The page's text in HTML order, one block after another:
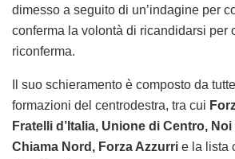
dimesso a seguito di un’indagine per
conferma la volontà di ricandidarsi per
riconferma.
Il suo schieramento è composto da
formazioni del centrodestra, tra cui
Fratelli d’Italia, Unione di Centro,
Chiama Nord, Forza Azzurri e la lista